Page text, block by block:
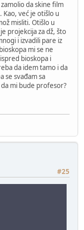
da skine film
već je otišlo u
misliti. Otišlo u
projekcija za dž, što
i izvadili pare iz
mi se ne
bioskopa i
da idem tamo i da
se svađam sa
mi bude profesor?
#25